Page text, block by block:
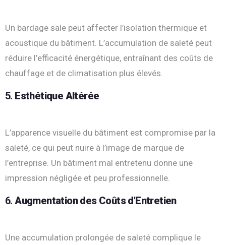
Un bardage sale peut affecter l’isolation thermique et
acoustique du bâtiment. L’accumulation de saleté peut
réduire l’efficacité énergétique, entraînant des coûts de
chauffage et de climatisation plus élevés.
5. Esthétique Altérée
L’apparence visuelle du bâtiment est compromise par la
saleté, ce qui peut nuire à l’image de marque de
l’entreprise. Un bâtiment mal entretenu donne une
impression négligée et peu professionnelle.
6.Augmentation des Coûts d’Entretien
Une accumulation prolongée de saleté complique le